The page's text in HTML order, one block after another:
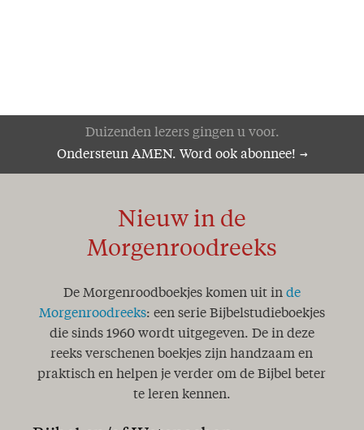
Duizenden lezers gingen u voor.
Ondersteun AMEN. Word ook abonnee!
Nieuw in de
Morgenroodreeks
De Morgenroodboekjes komen uit in de
Morgenroodreeks: een serie Bijbelstudieboekjes
die sinds 1960 wordt uitgegeven. De in deze
reeks verschenen boekjes zijn handzaam en
praktisch en helpen je verder om de Bijbel beter
te leren kennen.